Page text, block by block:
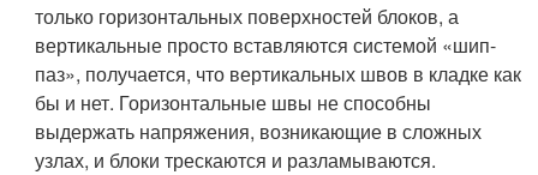
только горизонтальных поверхностей блоков, а
вертикальные просто вставляются системой «шип-
паз», получается, что вертикальных швов в кладке как
бы и нет. Горизонтальные швы не способны
выдержать напряжения, возникающие в сложных
узлах, и блоки трескаются и разламываются.